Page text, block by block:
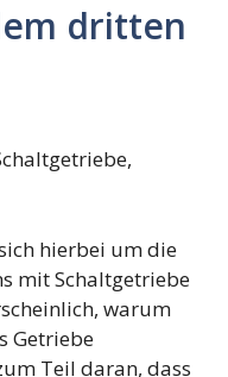
dritten
hierbei um die
mit Schaltgetriebe
warum
Getriebe
Teil daran, dass